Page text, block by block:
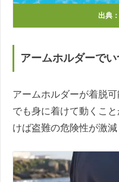
出典：
アームホルダーで
アームホルダーが着脱
でも身に着けて動くこ
けば盗難の危険性が激減